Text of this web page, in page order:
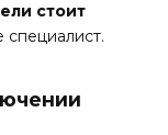
стоит
специалист.